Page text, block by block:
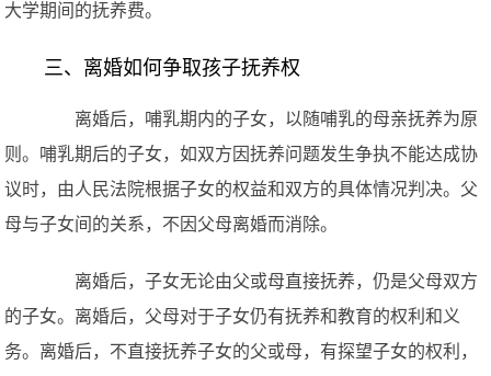
大学期间的抚养费。
三、离婚如何争取孩子抚养权
离婚后，哺乳期内的子女，以随哺乳的母亲抚养为原
则。哺乳期后的子女，如双方因抚养问题发生争执不能达成协
议时，由人民法院根据子女的权益和双方的具体情况判决。父
母与子女间的关系，不因父母离婚而消除。
离婚后，子女无论由父或母直接抚养，仍是父母双方
的子女。离婚后，父母对于子女仍有抚养和教育的权利和义
务。离婚后，不直接抚养子女的父或母，有探望子女的权利，